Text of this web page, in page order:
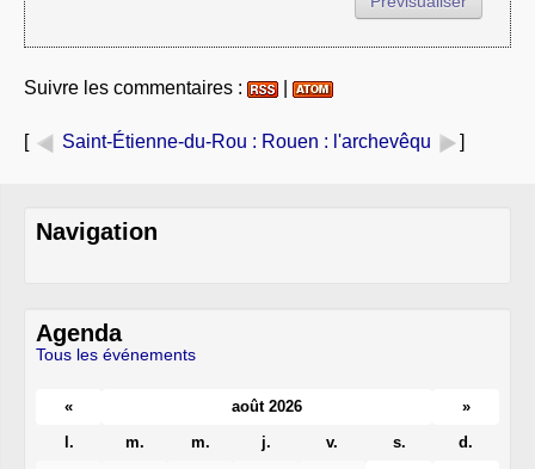
Suivre les commentaires :
[ Saint-Étienne-du-Rou : Rouen : l'archevêqu ]
Navigation
Agenda
Tous les événements
« août 2026
»
l.
m. m. j. v. s.
d.